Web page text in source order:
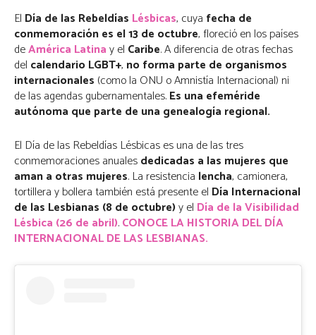
El Día de las Rebeldías Lésbicas, cuya fecha de
conmemoración es el 13 de octubre, floreció en los países
deAmérica Latinay el Caribe. A diferencia de otras fechas
del calendario LGBT+, no forma parte de organismos
internacionales (como la ONU o Amnistía Internacional) ni
de las agendas gubernamentales.Es una efeméride
autónoma que parte de una genealogía regional.
El Día de las Rebeldías Lésbicas es una de las tres
conmemoraciones anualesdedicadas a las mujeres que
aman a otras mujeres. La resistencia lencha, camionera,
tortillera y bollera también está presente el Día Internacional
de las Lesbianas (8 de octubre)y el Día de la Visibilidad
Lésbica (26 de abril).CONOCE LA HISTORIA DEL DÍA
INTERNACIONAL DE LAS LESBIANAS.